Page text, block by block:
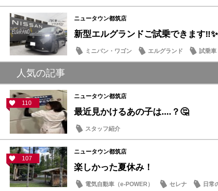
豆知識
ニュータウン都筑店
新型エルグランドご試乗できます‼️✨
ミニバン・ワゴン エルグランド
試乗車
話題の情報
人気の記事
110
ニュータウン都筑店
最近見かけるあの子は....？🤔
スタッフ紹介
107
ニュータウン都筑店
楽しかった夏休み！
電気自動車（e-POWER） セレナ 日常